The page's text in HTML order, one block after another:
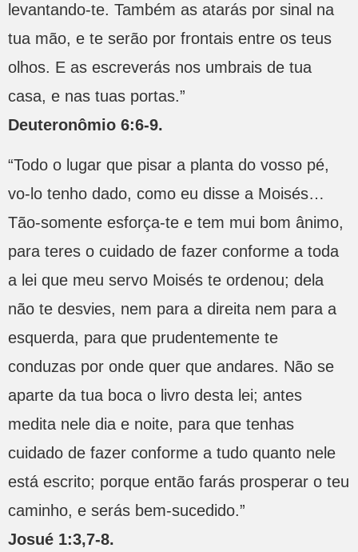
levantando-te. Também as atarás por sinal na
tua mão, e te serão por frontais entre os teus
olhos. E as escreverás nos umbrais de tua
casa, e nas tuas portas.”
Deuteronômio 6:6-9.
“Todo o lugar que pisar a planta do vosso pé,
vo-lo tenho dado, como eu disse a Moisés…
Tão-somente esforça-te e tem mui bom ânimo,
para teres o cuidado de fazer conforme a toda
a lei que meu servo Moisés te ordenou; dela
não te desvies, nem para a direita nem para a
esquerda, para que prudentemente te
conduzas por onde quer que andares. Não se
aparte da tua boca o livro desta lei; antes
medita nele dia e noite, para que tenhas
cuidado de fazer conforme a tudo quanto nele
está escrito; porque então farás prosperar o teu
caminho, e serás bem-sucedido.”
Josué 1:3,7-8.